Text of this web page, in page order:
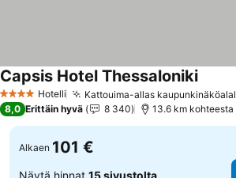
4 Tähtiluokitus
Hotelli Kattouima-allas
Capsis Hotel ThessalonikiKatso
8,0 Erittäin hyvä 8 340 13.6 km
Alkaen 101 €
Näytä hinnat 15 sivustolta